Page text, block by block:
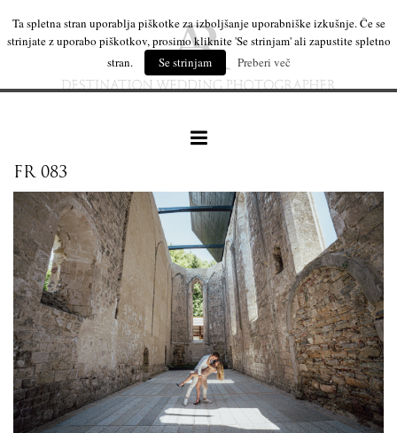
naše delo
leseni izdelki
mi
dnevnik
FR 083
Ta spletna stran uporablja piškotke za izboljšanje uporabniške izkušnje. Če se
strinjate z uporabo piškotkov, prosimo kliknite 'Se strinjam' ali zapustite spletno
stran.
Se strinjam Preberi več